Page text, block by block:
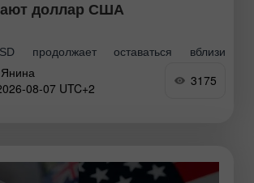
доллар США
продолжает оставаться вблизи
Спотовые цены не изменяются
выхода данных о внешней торговле
08-07 UTC+2
3175